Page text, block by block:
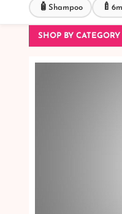
🧴 Shampoo 🍼
SHOP BY CATEGORY